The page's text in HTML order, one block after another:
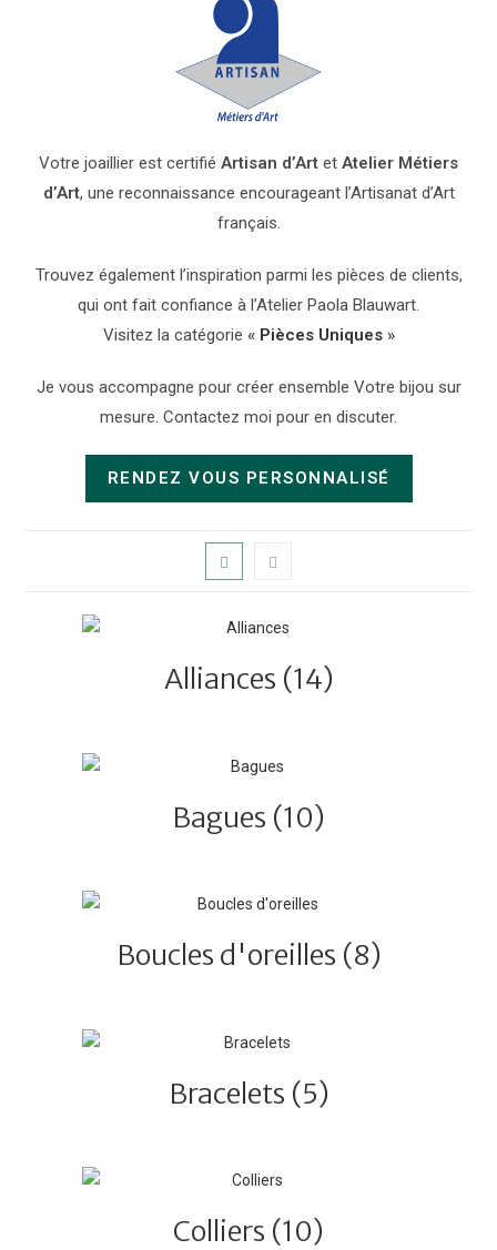
Votre joaillier est certifié Artisan d’Art et Atelier Métiers
d’Art, une reconnaissance encourageant l’Artisanat d’Art
français.
Trouvez également l’inspiration parmi les pièces de clients,
qui ont fait confiance à l’Atelier Paola Blauwart.
Visitez la catégorie « Pièces Uniques»
Je vous accompagne pour créer ensemble Votre bijou sur
mesure. Contactez moi pour en discuter.
RENDEZ VOUS PERSONNALISÉ
Alliances (14)
Bagues (10)
Boucles d'oreilles (8)
Bracelets (5)
Colliers (10)